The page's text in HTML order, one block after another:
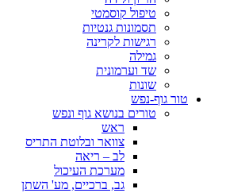
טיפול קוסמטי
תסמונות גנטיות
רגישות לקרינה
גמילה
שד וערמונית
שונות
טור גוף-נפש
טורים בנושא גוף ונפש
ראש
צוואר ובלוטת התריס
לב – ריאה
מערכת העיכול
גב, ברכיים, מע' השתן